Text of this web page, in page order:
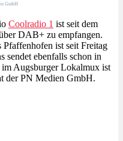
GmbH
Coolradio 1 ist seit dem
DAB+ zu empfangen.
Pfaffenhofen ist seit Freitag
sendet ebenfalls schon in
im Augsburger Lokalmux ist
der PN Medien GmbH.